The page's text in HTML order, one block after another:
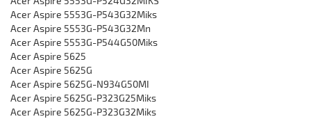
Acer Aspire 5553G-P543G32Miks
Acer Aspire 5553G-P543G32Mn
Acer Aspire 5553G-P544G50Miks
Acer Aspire 5625
Acer Aspire 5625G
Acer Aspire 5625G-N934G50MI
Acer Aspire 5625G-P323G25Miks
Acer Aspire 5625G-P323G32Miks